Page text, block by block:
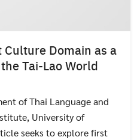
Domain as a
Tai-Lao World
of Thai Language and
University of
seeks to explore first